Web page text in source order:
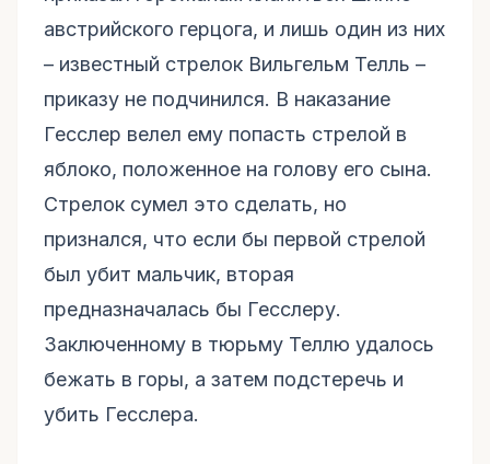
австрийского герцога, и лишь один из них
– известный стрелок Вильгельм Телль –
приказу не подчинился. В наказание
Гесслер велел ему попасть стрелой в
яблоко, положенное на голову его сына.
Стрелок сумел это сделать, но
признался, что если бы первой стрелой
был убит мальчик, вторая
предназначалась бы Гесслеру.
Заключенному в тюрьму Теллю удалось
бежать в горы, а затем подстеречь и
убить Гесслера.